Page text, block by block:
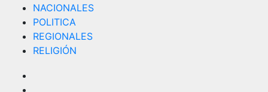
NACIONALES
POLITICA
REGIONALES
RELIGIÓN